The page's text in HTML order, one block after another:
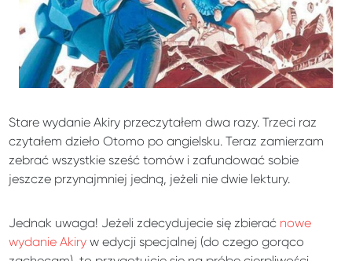
Stare wydanie Akiry przeczytałem dwa razy. Trzeci raz
czytałem dzieło Otomo po angielsku. Teraz zamierzam
zebrać wszystkie sześć tomów i zafundować sobie
jeszcze przynajmniej jedną, jeżeli nie dwie lektury.
Jednak uwaga! Jeżeli zdecydujecie się zbierać nowe
wydanie Akiry w edycji specjalnej (do czego gorąco